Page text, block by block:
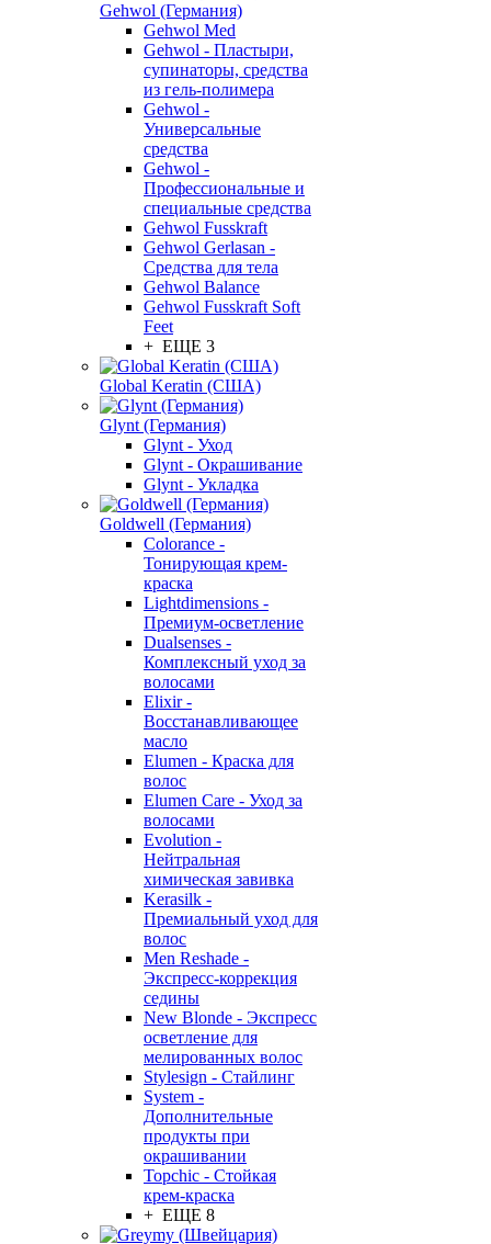
Gehwol (Германия)
Gehwol Med
Gehwol - Пластыри,
супинаторы, средства
из гель-полимера
Gehwol -
Универсальные
средства
Gehwol -
Профессиональные и
специальные средства
Gehwol Fusskraft
Gehwol Gerlasan -
Средства для тела
Gehwol Balance
Gehwol Fusskraft Soft
Feet
+ ЕЩЕ 3
Global Keratin (США)
Glynt (Германия)
Glynt - Уход
Glynt - Окрашивание
Glynt - Укладка
Goldwell (Германия)
Colorance -
Тонирующая крем-
краска
Lightdimensions -
Премиум-осветление
Dualsenses -
Комплексный уход за
волосами
Elixir -
Восстанавливающее
масло
Elumen - Краска для
волос
Elumen Care - Уход за
волосами
Evolution -
Нейтральная
химическая завивка
Kerasilk -
Премиальный уход для
волос
Men Reshade -
Экспресс-коррекция
седины
New Blonde - Экспресс
осветление для
мелированных волос
Stylesign - Стайлинг
System -
Дополнительные
продукты при
окрашивании
Topchic - Стойкая
крем-краска
+ ЕЩЕ 8